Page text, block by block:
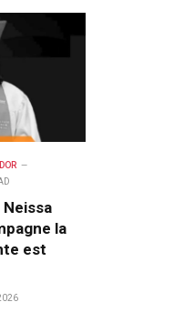
la
est